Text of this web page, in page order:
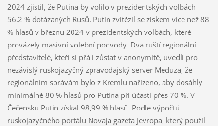
2024 zjistil, že Putina by volilo v prezidentských volbách
56.2 % dotázaných Rusů. Putin zvítězil se ziskem více než 88
% hlasů v březnu 2024 v prezidentských volbách, které
provázely masivní volební podvody. Dva ruští regionální
představitelé, kteří si přáli zůstat v anonymitě, uvedli pro
nezávislý ruskojazyčný zpravodajský server Meduza, že
regionálním správám bylo z Kremlu nařízeno, aby dosáhly
minimálně 80 % hlasů pro Putina při účasti přes 70 %. V
Čečensku Putin získal 98,99 % hlasů. Podle výpočtů
ruskojazyčného portálu Novaja gazeta Jevropa, který použil